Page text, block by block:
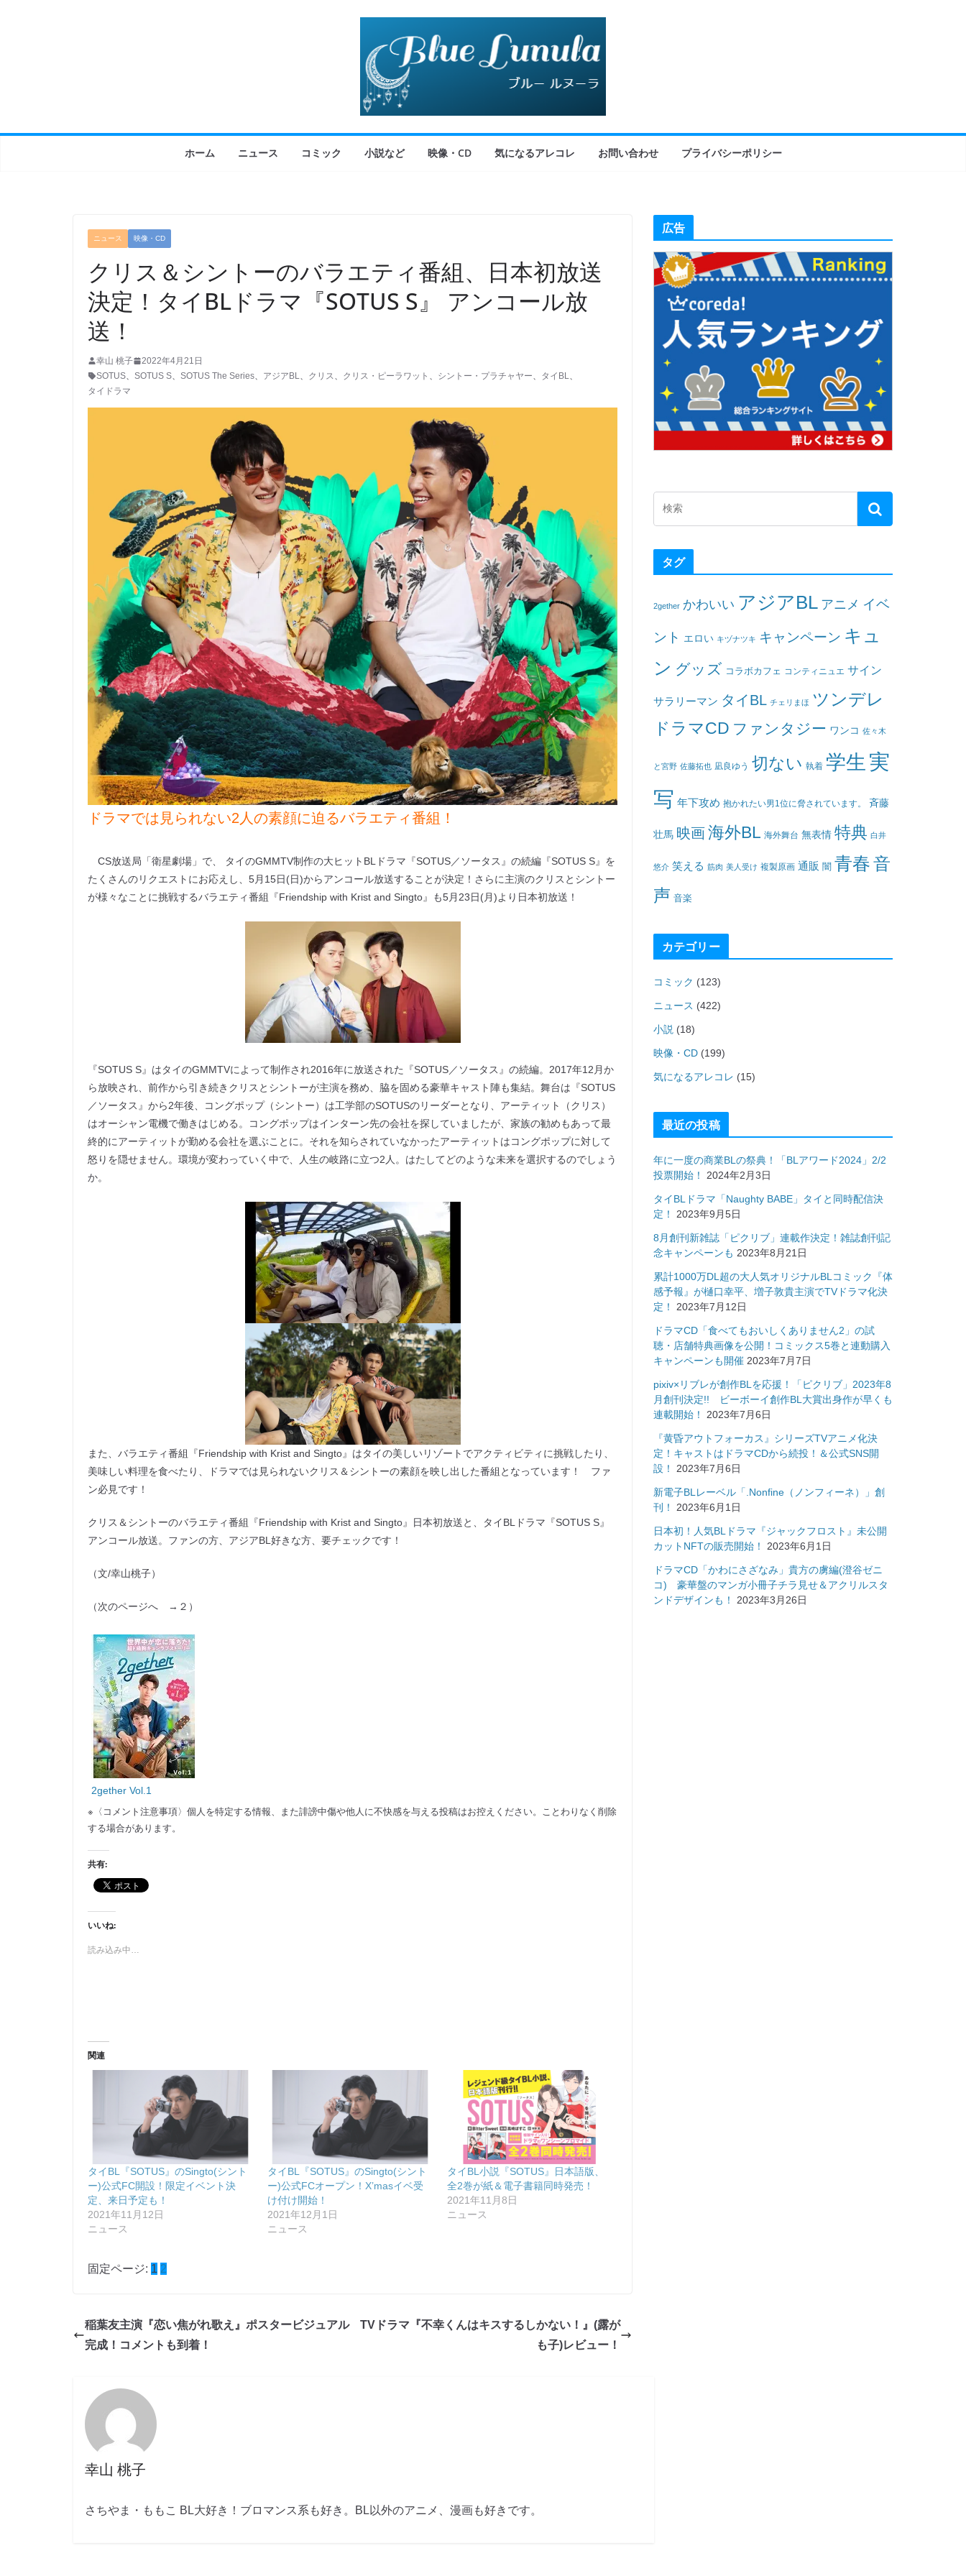
ホーム ニュース コミック 小説など 映像・CD 気になるアレコレ お問い合わせ プライバシーポリシー
ニュース 映像・CD
クリス＆シントーのバラエティ番組、日本初放送
決定！タイBLドラマ『SOTUS S』 アンコール放
送！
幸山 桃子
2022年4月21日
SOTUS
SOTUS S SOTUS The Series アジアBL クリス クリス・ピーラワット シントー・プラチャヤー タイBL
タイドラマ
ドラマでは見られない2人の素顔に迫るバラエティ番組！
CS放送局「衛星劇場」で、 タイのGMMTV制作の大ヒットBLドラマ『SOTUS／ソータス』の続編『SOTUS S』を
たくさんのリクエストにお応えし、5月15日(日)からアンコール放送することが決定！さらに主演のクリスとシントー
が様々なことに挑戦するバラエティ番組『Friendship with Krist and Singto』も5月23日(月)より日本初放送！
『SOTUS S』はタイのGMMTVによって制作され2016年に放送された『SOTUS／ソータス』の続編。2017年12月か
ら放映され、前作から引き続きクリスとシントーが主演を務め、脇を固める豪華キャスト陣も集結。舞台は『SOTUS
／ソータス』から2年後、コングポップ（シントー）は工学部のSOTUSのリーダーとなり、アーティット（クリス）
はオーシャン電機で働きはじめる。コングポップはインターン先の会社を探していましたが、家族の勧めもあって最
終的にアーティットが勤める会社を選ぶことに。それを知らされていなかったアーティットはコングポップに対して
怒りを隠せません。環境が変わっていく中で、人生の岐路に立つ2人。はたしてどのような未来を選択するのでしょう
か。
また、バラエティ番組『Friendship with Krist and Singto』はタイの美しいリゾートでアクティビティに挑戦したり、
美味しい料理を食べたり、ドラマでは見られないクリス＆シントーの素顔を映し出した番組となっています！ ファ
ン必見です！
クリス＆シントーのバラエティ番組『Friendship with Krist and Singto』日本初放送と、タイBLドラマ『SOTUS S』
アンコール放送。ファンの方、アジアBL好きな方、要チェックです！
（文/幸山桃子）
（次のページへ →２）
2gether Vol.1
※〈コメント注意事項〉個人を特定する情報、また誹謗中傷や他人に不快感を与える投稿はお控えください。ことわりなく削除
する場合があります。
共有:
いいね:
読み込み中…
関連
タイBL『SOTUS』のSingto(シント
ー)公式FC開設！限定イベント決
定、来日予定も！
2021年11月12日
ニュース
タイBL『SOTUS』のSingto(シント
ー)公式FCオープン！X’masイベ受
け付け開始！
2021年12月1日
ニュース
タイBL小説『SOTUS』日本語版、
全2巻が紙＆電子書籍同時発売！
2021年11月8日
ニュース
固定ページ: 1 2
稲葉友主演『恋い焦がれ歌え』ポスタービジュアル
完成！コメントも到着！
TVドラマ『不幸くんはキスするしかない！』(露が
も子)レビュー！
幸山 桃子
さちやま・ももこ BL大好き！ブロマンス系も好き。BL以外のアニメ、漫画も好きです。
広告
タグ
2gether かわいい アジアBL アニメ イベ
ント エロい キヅナツキ キャンペーン キュ
ン グッズ コラボカフェ コンティニュエ サイン
サラリーマン タイBL チェリまほ ツンデレ
ドラマCD ファンタジー ワンコ 佐々木
と宮野 佐藤拓也 凪良ゆう 切ない 執着 学生 実
写 年下攻め 抱かれたい男1位に脅されています。 斉藤
壮馬 映画海外BL 海外舞台 無表情 特典 白井
悠介 笑える 筋肉 美人受け 複製原画 通販 闇 青春音
声 音楽
カテゴリー
コミック (123)
ニュース (422)
小説 (18)
映像・CD (199)
気になるアレコレ (15)
最近の投稿
年に一度の商業BLの祭典！「BLアワード2024」2/2
投票開始！
2024年2月3日
タイBLドラマ「Naughty BABE」タイと同時配信決
定！
2023年9月5日
8月創刊新雑誌「ピクリブ」連載作決定！雑誌創刊記
念キャンペーンも 2023年8月21日
累計1000万DL超の大人気オリジナルBLコミック『体
感予報』が樋口幸平、増子敦貴主演でTVドラマ化決
定！
2023年7月12日
ドラマCD「食べてもおいしくありません2」の試
聴・店舗特典画像を公開！コミックス5巻と連動購入
キャンペーンも開催 2023年7月7日
pixiv×リブレが創作BLを応援！「ピクリブ」2023年8
月創刊決定!! ビーボーイ創作BL大賞出身作が早くも
連載開始！
2023年7月6日
『黄昏アウトフォーカス』シリーズTVアニメ化決
定！キャストはドラマCDから続投！＆公式SNS開
設！
2023年7月6日
新電子BLレーベル「.Nonfine（ノンフィーネ）」創
刊！
2023年6月1日
日本初！人気BLドラマ『ジャックフロスト』未公開
カットNFTの販売開始！
2023年6月1日
ドラマCD「かわにさざなみ」貴方の虜編(澄谷ゼニ
コ) 豪華盤のマンガ小冊子チラ見せ＆アクリルスタ
ンドデザインも！
2023年3月26日